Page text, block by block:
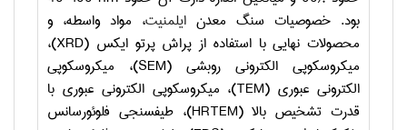
بود. خصوصیات سنگ معدن ایلمنیت، مواد واسطه، و
محصولات نهایی با استفاده از پراش پرتو ایکس (XRD)،
میکروسکوپی الکترونی روبشی (SEM)، میکروسکوپی
الکترونی عبوری (TEM)، میکروسکوپی الکترونی عبوری با
قدرت تشخیص بالا (HRTEM)، طیف­سنجی فلوئورسانس